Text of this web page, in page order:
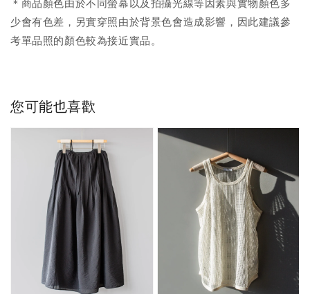
＊商品顏色由於不同螢幕以及拍攝光線等因素與實物顏色多
少會有色差，另實穿照由於背景色會造成影響，因此建議參
考單品照的顏色較為接近實品。
您可能也喜歡